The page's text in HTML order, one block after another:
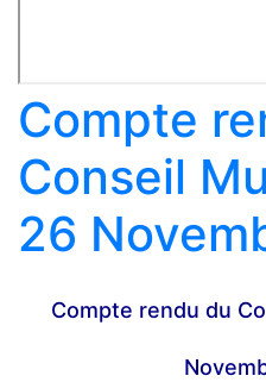
Compte
Conseil
26
Compte rendu du